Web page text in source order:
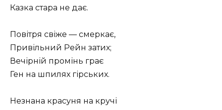
Казка стара не дає.
Повітря свіже — смеркає,
Привільний Рейн затих;
Вечірній промінь грає
Ген на шпилях гірських.
Незнана красуня на кручі